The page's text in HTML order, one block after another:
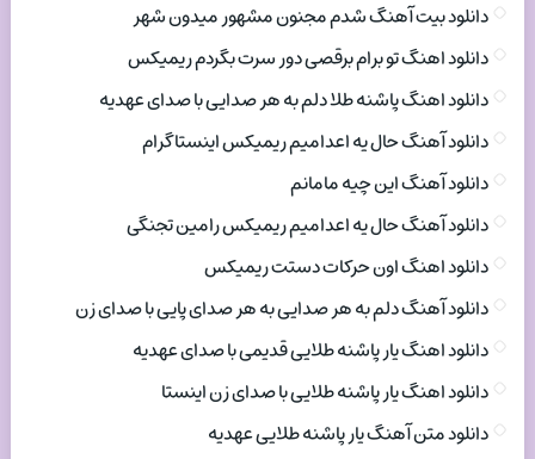
دانلود بیت آهنگ شدم مجنون مشهور میدون شهر
دانلود اهنگ تو برام برقصی دور سرت بگردم ریمیکس
دانلود اهنگ پاشنه طلا دلم به هر صدایی با صدای عهدیه
دانلود آهنگ حال یه اعدامیم ریمیکس اینستاگرام
دانلود آهنگ این چیه مامانم
دانلود آهنگ حال یه اعدامیم ریمیکس رامین تجنگی
دانلود اهنگ اون حرکات دستت ریمیکس
دانلود آهنگ دلم به هر صدایی به هر صدای پایی با صدای زن
دانلود اهنگ یار پاشنه طلایی قدیمی با صدای عهدیه
دانلود اهنگ یار پاشنه طلایی با صدای زن اینستا
دانلود متن آهنگ یار پاشنه طلایی عهدیه